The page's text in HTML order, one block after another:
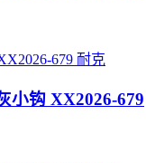
耐克
小钩 XX2026-679